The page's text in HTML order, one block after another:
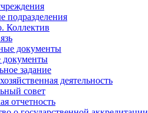
подразделения
Коллектив
документы
документы
задание
деятельность
совет
отчетность